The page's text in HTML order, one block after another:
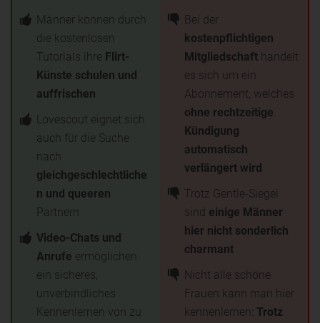
Männer können durch
die kostenlosen
Tutorials ihre Flirt-
Künste schulen und
auffrischen
Lovescout eignet sich
auch für die Suche
nach
gleichgeschlechtliche
n und queeren
Partnern
Video-Chats und
Anrufe ermöglichen
ein sicheres,
unverbindliches
Kennenlernen von zu
Bei der
kostenpflichtigen
Mitgliedschaft handelt
es sich um ein
Abonnement, welches
ohne rechtzeitige
Kündigung
automatisch
verlängert wird
Trotz Gentle-Siegel
sind einige Männer
hier nicht sonderlich
charmant
Nicht alle schöne
Frauen kann man hier
kennenlernen: Trotz